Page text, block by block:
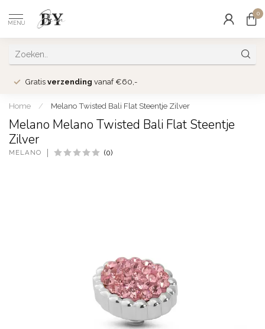
MENU
0
Gratis verzending vanaf €60,-
Home / Melano Twisted Bali Flat Steentje Zilver
Melano Melano Twisted Bali Flat Steentje
Zilver
MELANO (0)